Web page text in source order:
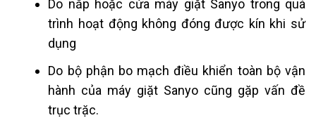
Do nắp hoặc cửa máy giặt Sanyo trong quá
trình hoạt động không đóng được kín khi sử
dụng
Do bộ phận bo mạch điều khiển toàn bộ vận
hành của máy giặt Sanyo cũng gặp vấn đề
trục trặc.